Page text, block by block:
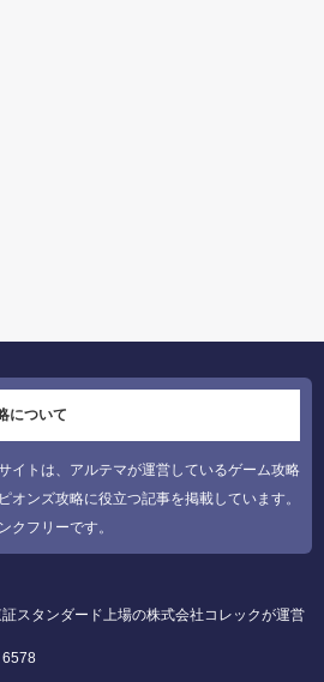
について
イトは、アルテマが運営しているゲーム攻略
オンズ攻略に役立つ記事を掲載しています。
クフリーです。
スタンダード上場の株式会社コレックが運営
6578